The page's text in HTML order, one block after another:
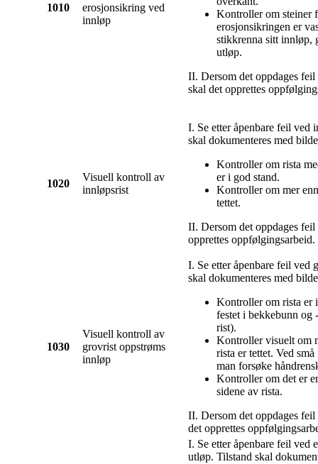
1010
erosjonsikring ved
innløp
Kontroller om steiner
erosjonsikringen er
stikkrenna sitt innløp,
utløp.
II. Dersom det oppdages
skal det opprettes
1020
Visuell kontroll av
innløpsrist
I. Se etter åpenbare feil ved
skal dokumenteres med
Kontroller om rista
er i god stand.
Kontroller om mer
tettet.
II. Dersom det oppdages feil
opprettes oppfølgingsarbeid.
1030
Visuell kontroll av
grovrist oppstrøms
innløp
I. Se etter åpenbare feil ved
skal dokumenteres med
Kontroller om rista er
festet i bekkebunn og
rist).
Kontroller visuelt om
rista er tettet. Ved
man forsøke
Kontroller om det er
sidene av rista.
II. Dersom det oppdages
det opprettes
I. Se etter åpenbare feil ved
utløp. Tilstand skal